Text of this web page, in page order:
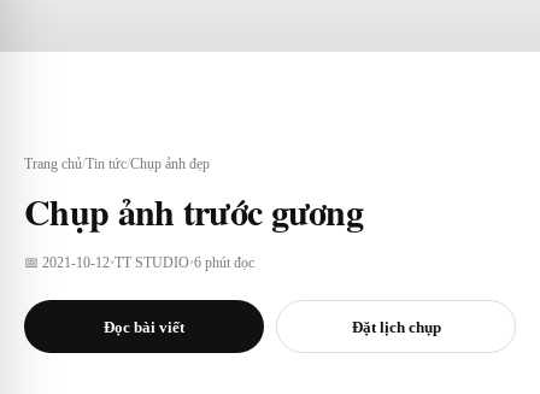
Trang chủ/Tin tức/Chụp ảnh đẹp
Chụp ảnh trước gương
📅 2021-10-12•TT STUDIO•6 phút đọc
Đọc bài viết Đặt lịch chụp